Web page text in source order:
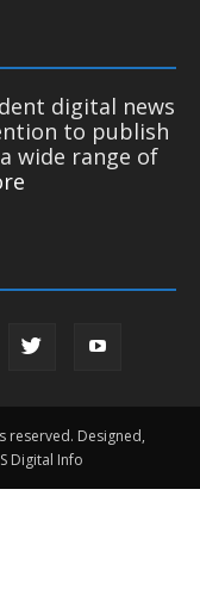
digital news
to publish
wide range of
reserved. Designed,
Digital Info